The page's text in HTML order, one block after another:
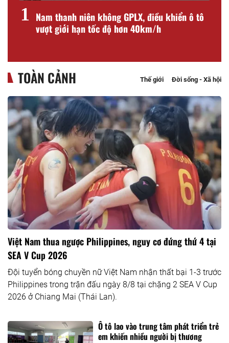
1 Nam thanh niên không GPLX, điều khiển ô tô
vượt giới hạn tốc độ hơn 40km/h
TOÀN CẢNH Thế giới Đời sống - Xã hội
Việt Nam thua ngược Philippines, nguy cơ đứng thứ 4 tại
SEA V Cup 2026
Đội tuyển bóng chuyền nữ Việt Nam nhận thất bại 1-3 trước
Philippines trong trận đấu ngày 8/8 tại chặng 2 SEA V Cup
2026 ở Chiang Mai (Thái Lan).
Ô tô lao vào trung tâm phát triển trẻ
em khiến nhiều người bị thương